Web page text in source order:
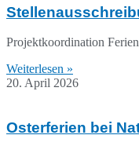
Projektkoordination
Weiterlesen »
20. April 2026
Osterferien bei